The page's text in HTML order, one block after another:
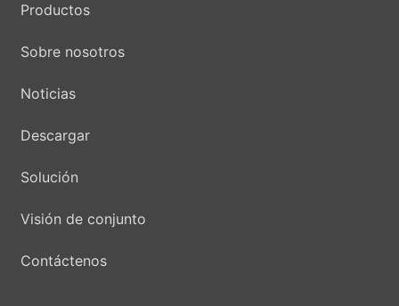
Productos
Sobre nosotros
Noticias
Descargar
Solución
Visión de conjunto
Contáctenos